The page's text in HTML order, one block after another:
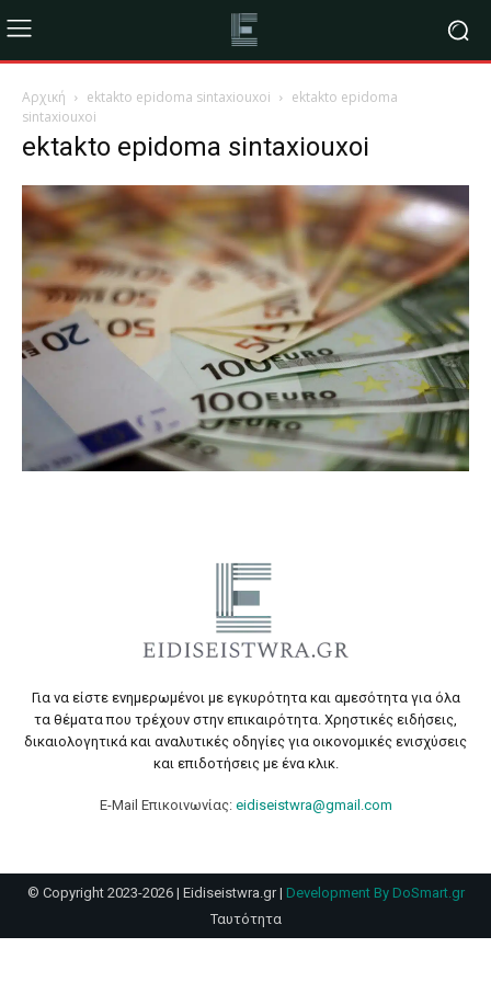
Αρχική ektakto epidoma sintaxiouxoi
ektakto epidoma
sintaxiouxoi
ektakto epidoma sintaxiouxoi
Για να είστε ενημερωμένοι με εγκυρότητα και αμεσότητα για όλα
τα θέματα που τρέχουν στην επικαιρότητα. Χρηστικές ειδήσεις,
δικαιολογητικά και αναλυτικές οδηγίες για οικονομικές ενισχύσεις
και επιδοτήσεις με ένα κλικ.
E-Mail Επικοινωνίας: eidiseistwra@gmail.com
© Copyright 2023-2026 | Eidiseistwra.gr | Development By DoSmart.gr
Ταυτότητα